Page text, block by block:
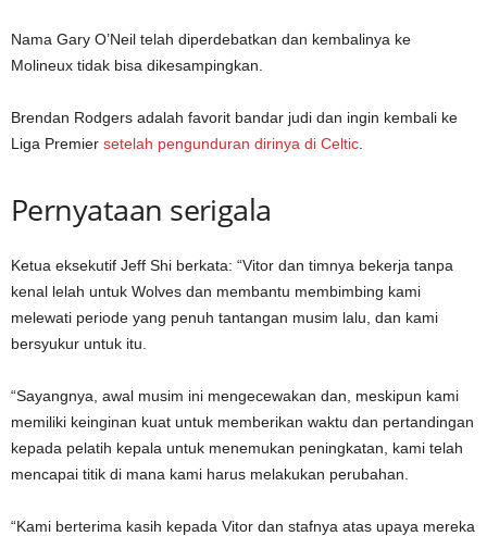
Nama Gary O’Neil telah diperdebatkan dan kembalinya ke
Molineux tidak bisa dikesampingkan.
Brendan Rodgers adalah favorit bandar judi dan ingin kembali ke
Liga Premier setelah pengunduran dirinya di Celtic
Pernyataan serigala
Ketua eksekutif Jeff Shi berkata: “Vitor dan timnya bekerja tanpa
kenal lelah untuk Wolves dan membantu membimbing kami
melewati periode yang penuh tantangan musim lalu, dan kami
bersyukur untuk itu.
“Sayangnya, awal musim ini mengecewakan dan, meskipun kami
memiliki keinginan kuat untuk memberikan waktu dan pertandingan
kepada pelatih kepala untuk menemukan peningkatan, kami telah
mencapai titik di mana kami harus melakukan perubahan.
“Kami berterima kasih kepada Vitor dan stafnya atas upaya mereka